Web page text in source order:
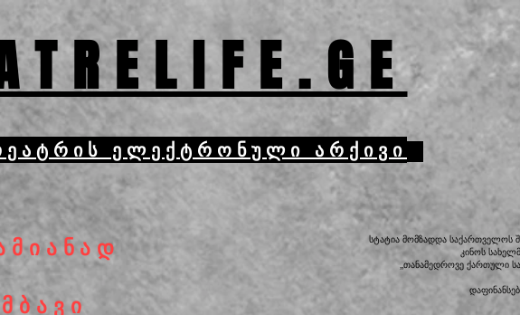
ელექტრონული არქივი
სტატია მომზადდა საქართველოს
კინოს
„თანამედროვე ქართული